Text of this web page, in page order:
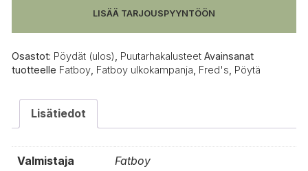
LISÄÄ TARJOUSPYYNTÖÖN
Osastot: Pöydät (ulos) Puutarhakalusteet Avainsanat
tuotteelle Fatboy Fatboy ulkokampanja Fred's Pöytä
Lisätiedot
Valmistaja Fatboy